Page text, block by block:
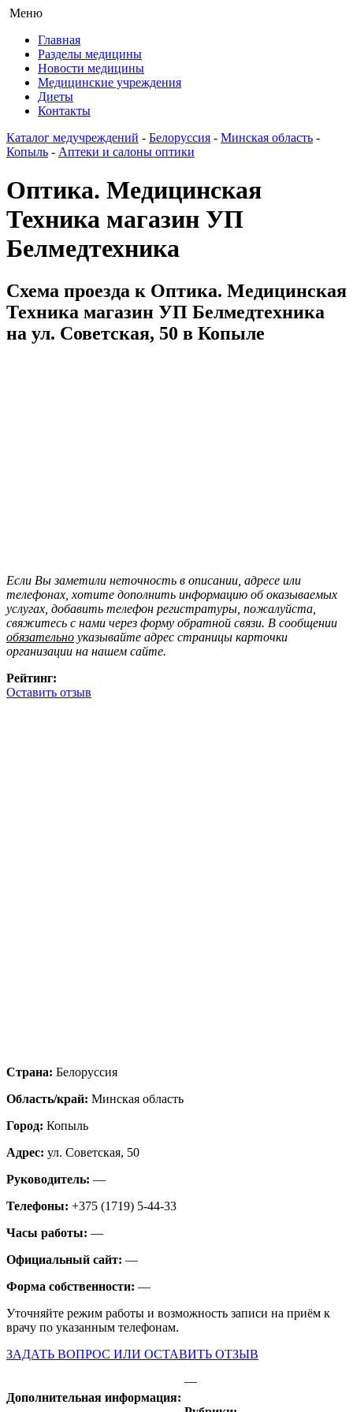
Меню
Главная
Разделы медицины
Новости медицины
Медицинские учреждения
Диеты
Контакты
Каталог медучреждений - Белоруссия - Минская область -
Копыль - Аптеки и салоны оптики
Оптика. Медицинская
Техника магазин УП
Белмедтехника
Схема проезда к Оптика. Медицинская
Техника магазин УП Белмедтехника
на ул. Советская, 50 в Копыле
Если Вы заметили неточность в описании, адресе или
телефонах, хотите дополнить информацию об оказываемых
услугах, добавить телефон регистратуры, пожалуйста,
свяжитесь с нами через форму обратной связи. В сообщении
обязательно указывайте адрес страницы карточки
организации на нашем сайте.
Рейтинг:
Оставить отзыв
Страна: Белоруссия
Область/край: Минская область
Город: Копыль
Адрес: ул. Советская, 50
Руководитель: —
Телефоны: +375 (1719) 5-44-33
Часы работы: —
Официальный сайт: —
Форма собственности: —
Уточняйте режим работы и возможность записи на приём к
врачу по указанным телефонам.
ЗАДАТЬ ВОПРОС ИЛИ ОСТАВИТЬ ОТЗЫВ
Дополнительная информация:
—